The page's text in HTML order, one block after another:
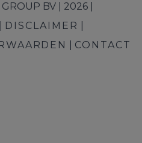
BV | 2026 |
DISCLAIMER
CONTACT